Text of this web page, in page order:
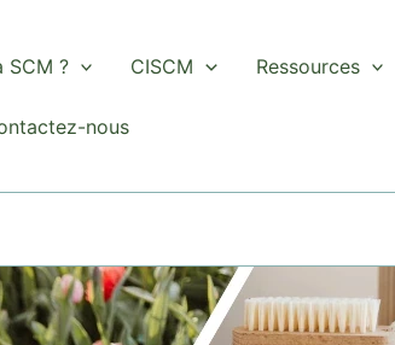
SCM ? CISCM Ressources
nous